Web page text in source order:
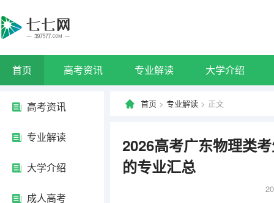
首页 高考资讯 专业解读 大学介绍
高考资讯
专业解读
大学介绍
成人高考
首页 > 专业解读 > 正文
2026高考广东物理类
的专业汇总